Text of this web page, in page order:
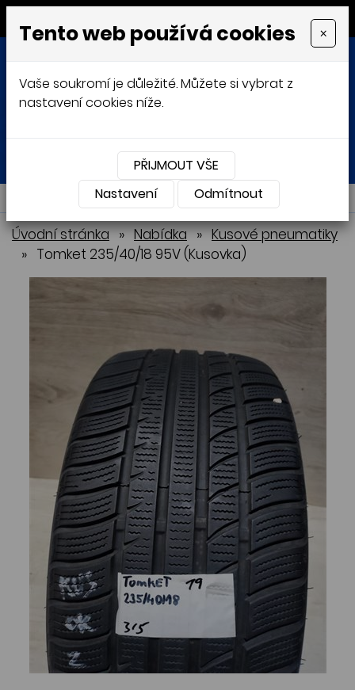
MENU
Přihlásit Košík
NABÍDKA
Úvodní stránka » Nabídka » Kusové pneumatiky
» Tomket 235/40/18 95V (Kusovka)
Tento web používá cookies ×
Vaše soukromí je důležité. Můžete si vybrat z
nastavení cookies níže.
PŘIJMOUT VŠE
Nastavení
Odmítnout